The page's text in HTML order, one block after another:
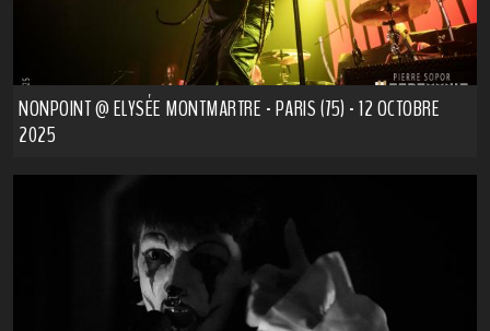
NONPOINT @ ELYSÉE MONTMARTRE - PARIS (75) - 12 OCTOBRE
2025